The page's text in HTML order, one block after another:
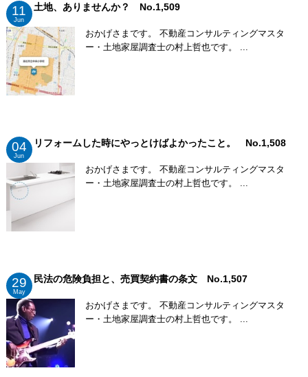
11
Jun
土地、ありませんか？ No.1,509
おかげさまです。 不動産コンサルティングマスタ
ー・土地家屋調査士の村上哲也です。 ...
04
Jun
リフォームした時にやっとけばよかったこと。 No.1,508
おかげさまです。 不動産コンサルティングマスタ
ー・土地家屋調査士の村上哲也です。 ...
29
May
民法の危険負担と、売買契約書の条文 No.1,507
おかげさまです。 不動産コンサルティングマスタ
ー・土地家屋調査士の村上哲也です。 ...